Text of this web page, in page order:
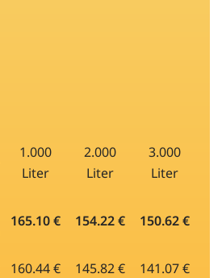
1.000
Liter
2.000
Liter
3.000
Liter
165.10 € 154.22 € 150.62 €
160.44 € 145.82 € 141.07 €